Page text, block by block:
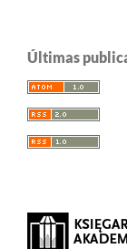
Últimas